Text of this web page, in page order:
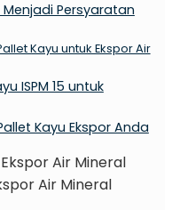
Persyaratan
Kayu untuk Ekspor Air
ISPM 15 untuk
Kayu Ekspor Anda
Air Mineral